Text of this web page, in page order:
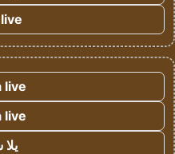
live
live